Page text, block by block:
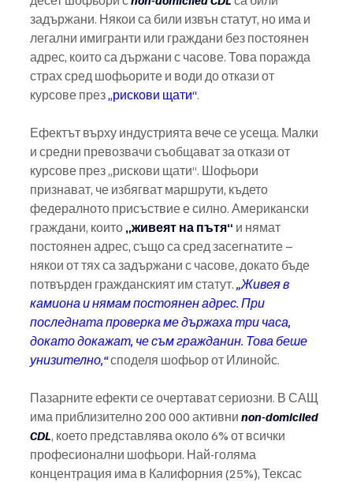
задържани. Някои са били извън статут, но има и
легални имигранти или граждани без постоянен
адрес, които са държани с часове. Това поражда
страх сред шофьорите и води до откази от
курсове през „рискови щати“.
Ефектът върху индустрията вече се усеща. Малки
и средни превозвачи съобщават за откази от
курсове през „рискови щати“. Шофьори
признават, че избягват маршрути, където
федералното присъствие е силно. Американски
граждани, които „живеят на пътя“ и нямат
постоянен адрес, също са сред засегнатите –
някои от тях са задържани с часове, докато бъде
потвърден гражданският им статут. „Живея в
камиона и нямам постоянен адрес. При
последната проверка ме държаха три часа,
докато докажат, че съм гражданин. Това беше
унизително,“ споделя шофьор от Илинойс.
Пазарните ефекти се очертават сериозни. В САЩ
има приблизително 200 000 активни non-domiciled
CDL, което представлява около 6% от всички
професионални шофьори. Най-голяма
концентрация има в Калифорния (25%), Тексас